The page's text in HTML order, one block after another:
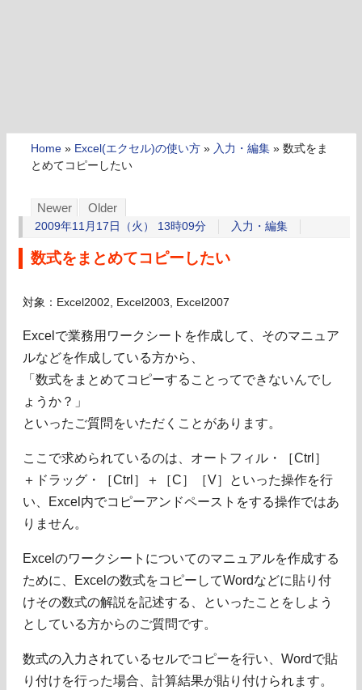
Home » Excel(エクセル)の使い方 » 入力・編集 » 数式をま
とめてコピーしたい
Newer Older
2009年11月17日（火） 13時09分 入力・編集
数式をまとめてコピーしたい
対象：Excel2002, Excel2003, Excel2007
Excelで業務用ワークシートを作成して、そのマニュア
ルなどを作成している方から、
「数式をまとめてコピーすることってできないんでし
ょうか？」
といったご質問をいただくことがあります。
ここで求められているのは、オートフィル・［Ctrl］
＋ドラッグ・［Ctrl］＋［C］［V］といった操作を行
い、Excel内でコピーアンドペーストをする操作ではあ
りません。
Excelのワークシートについてのマニュアルを作成する
ために、Excelの数式をコピーしてWordなどに貼り付
けその数式の解説を記述する、といったことをしよう
としている方からのご質問です。
数式の入力されているセルでコピーを行い、Wordで貼
り付けを行った場合、計算結果が貼り付けられます。